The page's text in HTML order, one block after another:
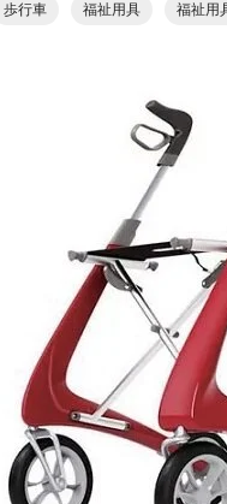
歩行車 福祉用具 福祉用